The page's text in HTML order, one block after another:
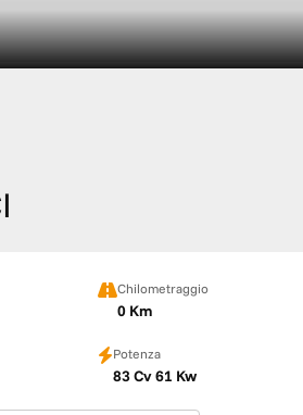
Chilometraggio
0 Km
Potenza
83 Cv 61 Kw